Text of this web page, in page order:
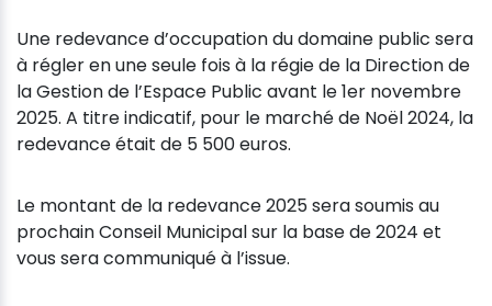
Une redevance d’occupation du domaine public sera
à régler en une seule fois à la régie de la Direction de
la Gestion de l’Espace Public avant le 1er novembre
2025. A titre indicatif, pour le marché de Noël 2024, la
redevance était de 5 500 euros.
Le montant de la redevance 2025 sera soumis au
prochain Conseil Municipal sur la base de 2024 et
vous sera communiqué à l’issue.